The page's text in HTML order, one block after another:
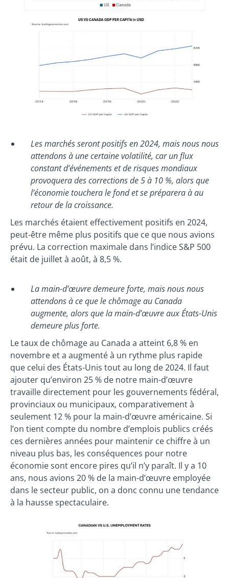
Les marchés seront positifs en 2024, mais nous nous
attendons à une certaine volatilité, car un flux
constant d’événements et de risques mondiaux
provoquera des corrections de 5 à 10 %, alors que
l’économie touchera le fond et se préparera à au
retour de la croissance.
Les marchés étaient effectivement positifs en 2024,
peut-être même plus positifs que ce que nous avions
prévu. La correction maximale dans l’indice S&P 500
était de juillet à août, à 8,5 %.
La main-d’œuvre demeure forte, mais nous nous
attendons à ce que le chômage au Canada
augmente, alors que la main-d’œuvre aux États-Unis
demeure plus forte.
Le taux de chômage au Canada a atteint 6,8 % en
novembre et a augmenté à un rythme plus rapide
que celui des États-Unis tout au long de 2024. Il faut
ajouter qu’environ 25 % de notre main-d’œuvre
travaille directement pour les gouvernements fédéral,
provinciaux ou municipaux, comparativement à
seulement 12 % pour la main-d’œuvre américaine. Si
l’on tient compte du nombre d’emplois publics créés
ces dernières années pour maintenir ce chiffre à un
niveau plus bas, les conséquences pour notre
économie sont encore pires qu’il n’y paraît. Il y a 10
ans, nous avions 20 % de la main-d’œuvre employée
dans le secteur public, on a donc connu une tendance
à la hausse spectaculaire.